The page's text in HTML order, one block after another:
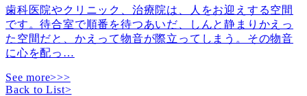
歯科医院やクリニック、治療院は、人をお迎えする空間
です。待合室で順番を待つあいだ、しんと静まりかえっ
た空間だと、かえって物音が際立ってしまう。その物音
に心を配っ …
See more>>>
Back to List>